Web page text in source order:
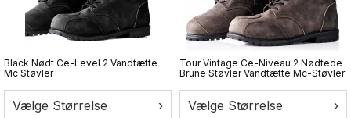
Black Nødt Ce-Level 2 Vandtætte
Mc Støvler
Vælge Størrelse ›
Tour Vintage Ce-Niveau 2 Nødtede
Brune Støvler Vandtætte Mc-Støvler
Vælge Størrelse ›